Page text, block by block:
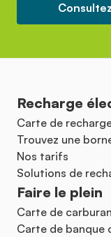
Recharge
Carte de
Trouvez une
Nos tarifs
Solutions de
Faire le plein
Carte de
Carte de banque